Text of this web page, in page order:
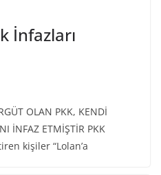
İnfazları
OLAN PKK, KENDİ
İNFAZ ETMİŞTİR PKK
kişiler “Lolan’a